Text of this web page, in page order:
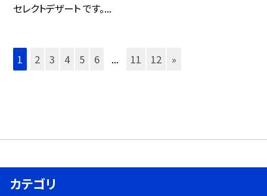
セレクトデザート です。...
1 2 3 4 5 6 ... 11 12 »
カテゴリ